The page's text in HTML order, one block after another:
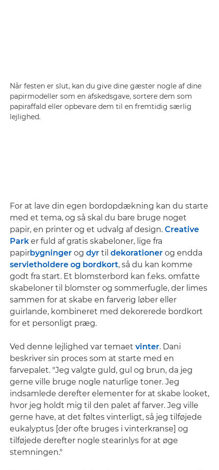
Når festen er slut, kan du give dine gæster nogle af dine
papirmodeller som en afskedsgave, sortere dem som
papiraffald eller opbevare dem til en fremtidig særlig
lejlighed.
For at lave din egen bordopdækning kan du starte
med et tema, og så skal du bare bruge noget
papir, en printer og et udvalg af design. Creative
Park er fuld af gratis skabeloner, lige fra
papirbygninger og dyr til dekorationer og endda
servietholdere og bordkort, så du kan komme
godt fra start. Et blomsterbord kan f.eks. omfatte
skabeloner til blomster og sommerfugle, der limes
sammen for at skabe en farverig løber eller
guirlande, kombineret med dekorerede bordkort
for et personligt præg.
Ved denne lejlighed var temaet vinter. Dani
beskriver sin proces som at starte med en
farvepalet. "Jeg valgte guld, gul og brun, da jeg
gerne ville bruge nogle naturlige toner. Jeg
indsamlede derefter elementer for at skabe looket,
hvor jeg holdt mig til den palet af farver. Jeg ville
gerne have, at det føltes vinterligt, så jeg tilføjede
eukalyptus [der ofte bruges i vinterkranse] og
tilføjede derefter nogle stearinlys for at øge
stemningen."